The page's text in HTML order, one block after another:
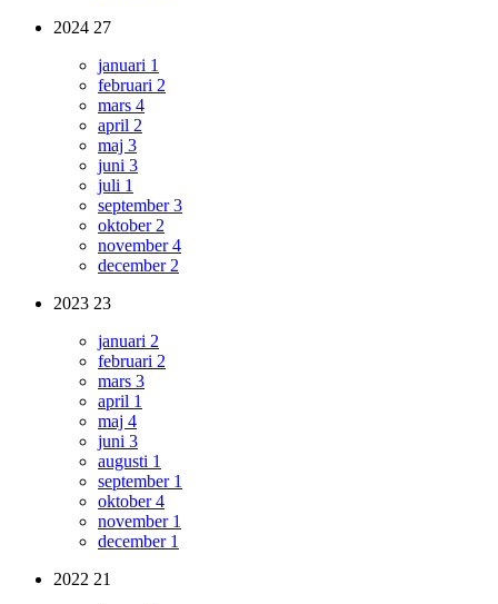
2024 27
januari 1
februari 2
mars 4
april 2
maj 3
juni 3
juli 1
september3
oktober 2
november4
december 2
2023 23
januari 2
februari 2
mars 3
april 1
maj 4
juni 3
augusti 1
september 1
oktober4
november 1
december 1
2022 21